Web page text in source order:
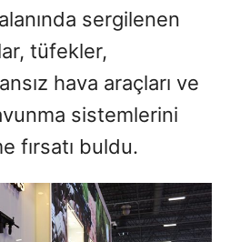
sergilenen
tüfekler,
hava araçları ve
sistemlerini
fırsatı buldu.